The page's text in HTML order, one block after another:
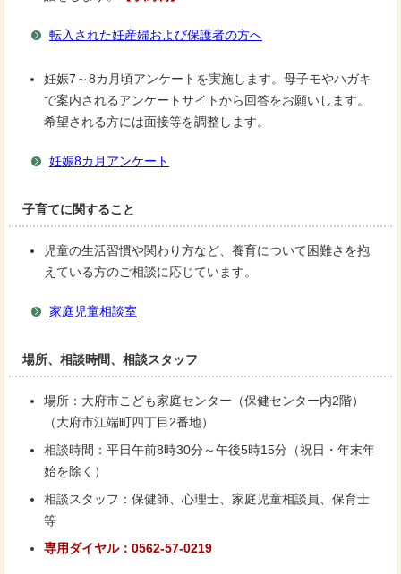
転入された妊産婦および保護者の方へ
妊娠7～8カ月頃アンケートを実施します。母子モやハガキ
で案内されるアンケートサイトから回答をお願いします。
希望される方には面接等を調整します。
妊娠8カ月アンケート
子育てに関すること
児童の生活習慣や関わり方など、養育について困難さを抱
えている方のご相談に応じています。
家庭児童相談室
場所、相談時間、相談スタッフ
場所：大府市こども家庭センター（保健センター内2階）
（大府市江端町四丁目2番地）
相談時間：平日午前8時30分～午後5時15分（祝日・年末年
始を除く）
相談スタッフ：保健師、心理士、家庭児童相談員、保育士
等
専用ダイヤル：0562-57-0219